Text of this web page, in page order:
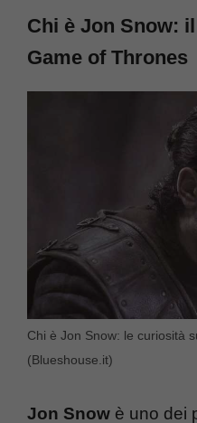
Chi è Jon Snow:
Game of Thrones
Chi è Jon Snow: le curiosità
(Blueshouse.it)
Jon Snow è uno dei